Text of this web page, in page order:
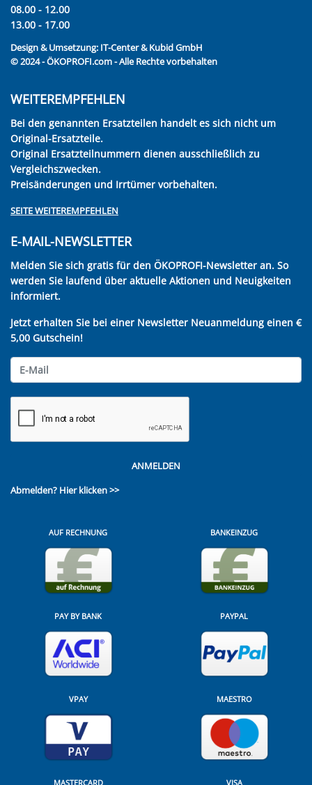
08.00 - 12.00
13.00 - 17.00
Design & Umsetzung: IT-Center & Kubid GmbH
© 2024 - ÖKOPROFI.com - Alle Rechte vorbehalten
WEITEREMPFEHLEN
Bei den genannten Ersatzteilen handelt es sich nicht um
Original-Ersatzteile.
Original Ersatzteilnummern dienen ausschließlich zu
Vergleichszwecken.
Preisänderungen und Irrtümer vorbehalten.
SEITE WEITEREMPFEHLEN
E-MAIL-NEWSLETTER
Melden Sie sich gratis für den ÖKOPROFI-Newsletter an. So
werden Sie laufend über aktuelle Aktionen und Neuigkeiten
informiert.
Jetzt erhalten Sie bei einer Newsletter Neuanmeldung einen €
5,00 Gutschein!
ANMELDEN
Abmelden? Hier klicken >>
AUF RECHNUNG BANKEINZUG
PAY BY BANK PAYPAL
VPAY MAESTRO
MASTERCARD VISA